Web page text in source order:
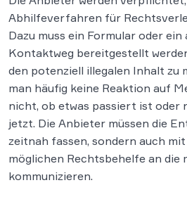
Abhilfeverfahren für
Dazu muss ein Formular oder
Kontaktweg bereitgestellt
den potenziell illegalen Inhalt zu
man häufig keine Reaktion auf
nicht, ob etwas passiert ist oder
jetzt. Die Anbieter müssen die
zeitnah fassen, sondern auch
möglichen Rechtsbehelfe an die
kommunizieren.